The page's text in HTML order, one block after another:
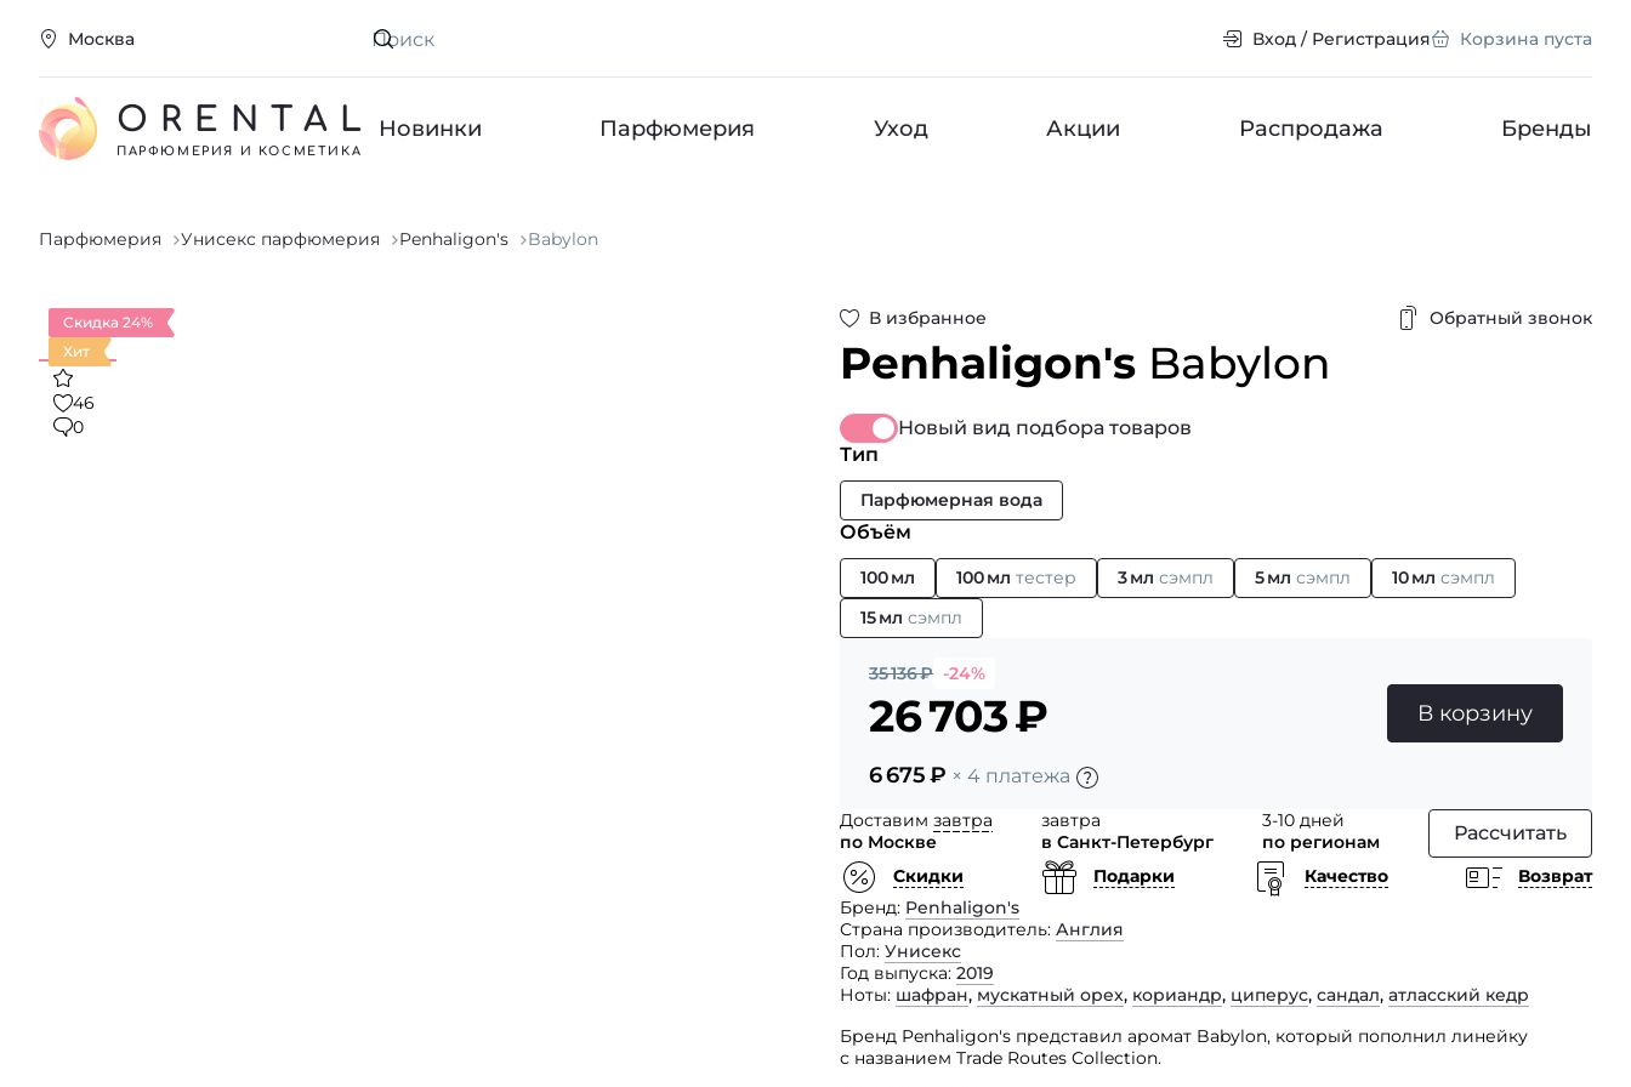
Москва Искать Вход / Регистрация Корзина пуста
ORENTAL
ПАРФЮМЕРИЯ И КОСМЕТИКА
Новинки Парфюмерия Уход Акции Распродажа Бренды
Парфюмерия Унисекс парфюмерия Penhaligon's Babylon
В избранное Обратный звонок
Penhaligon's Babylon
Скидка 24%
Хит
46
0
Новый вид подбора товаров
Тип
Парфюмерная вода
Объём
100 мл 100 мл тестер 3 мл сэмпл 5 мл сэмпл 10 мл сэмпл
15 мл сэмпл
35 136₽ -24%
26 703₽
6 675₽ × 4 платежа
В корзину
Доставим завтра
по Москве
завтра
в Санкт-Петербург
3-10 дней
по регионам
Рассчитать
Скидки Подарки Качество
Возврат
Бренд Penhaligon's
Страна производитель Англия
Пол Унисекс
Год выпуска 2019
Ноты шафран, мускатный орех, кориандр, циперус, сандал, атласский кедр
Бренд Penhaligon's представил аромат Babylon, который пополнил линейку
с названием Trade Routes Collection.